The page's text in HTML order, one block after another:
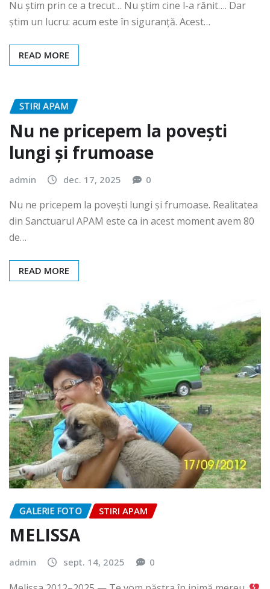
Nu știm prin ce a trecut… Nu știm cine l-a rănit…. Dar
știm un lucru: acum este în siguranță. Acest…
STIRI APAM
Nu ne pricepem la povești
lungi și frumoase
admin dec. 17, 2025
Nu ne pricepem la povești lungi și frumoase. Realitatea
din Sanctuarul APAM este ca in acest moment avem 80
de…
GALERIE FOTO
MELISSA
admin sept. 14, 2025 0